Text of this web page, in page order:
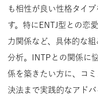
も相性が良い性格タイ
す。特にENTJ型との恋
力関係など、具体的な
分析。INTPとの関係に
係を築きたい方に、コ
決法まで実践的なアドバ